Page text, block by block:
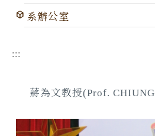
系辦公室
:::
蔣為文教授(Prof.